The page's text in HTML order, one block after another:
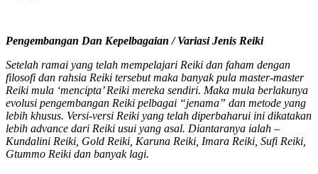
Pengembangan Dan Kepelbagaian / Variasi Jenis Reiki
Setelah ramai yang telah mempelajari Reiki dan faham dengan
filosofi dan rahsia Reiki tersebut maka banyak pula master-master
Reiki mula ‘mencipta’ Reiki mereka sendiri. Maka mula berlakunya
evolusi pengembangan Reiki pelbagai “jenama” dan metode yang
lebih khusus. Versi-versi Reiki yang telah diperbaharui ini dikatakan
lebih advance dari Reiki usui yang asal. Diantaranya ialah –
Kundalini Reiki, Gold Reiki, Karuna Reiki, Imara Reiki, Sufi Reiki,
Gtummo Reiki dan banyak lagi.